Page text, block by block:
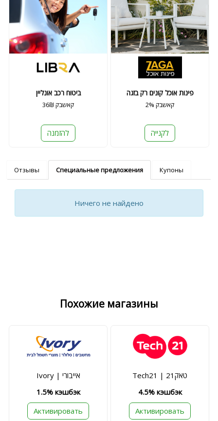
ביטוח רכב אונליין
36₪ קאשבק
להזמנה
פינות אוכל קונים רק בזגה
2% קאשבק
לקנייה
Отзывы Специальные предложения Купоны
Ничего не найдено
Похожие магазины
Ivory | אייבורי
1.5% кэшбэк
Активировать
Tech21 | טאק21
4.5% кэшбэк
Активировать